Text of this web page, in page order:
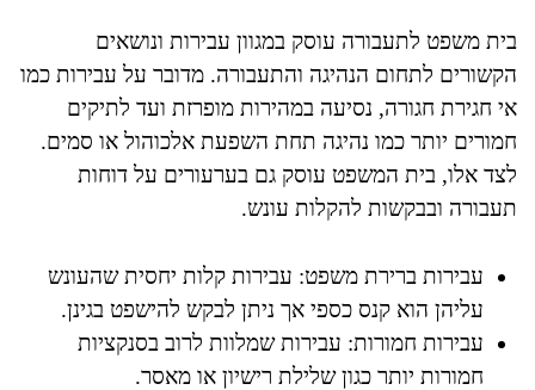
בית משפט לתעבורה עוסק במגוון עבירות ונושאים
הקשורים לתחום הנהיגה והתעבורה. מדובר על עבירות כמו
אי חגירת חגורה, נסיעה במהירות מופרזת ועד לתיקים
חמורים יותר כמו נהיגה תחת השפעת אלכוהול או סמים.
לצד אלו, בית המשפט עוסק גם בערעורים על דוחות
תעבורה ובבקשות להקלות עונש.
עבירות ברירת משפט: עבירות קלות יחסית שהעונש
עליהן הוא קנס כספי אך ניתן לבקש להישפט בגינן.
עבירות חמורות: עבירות שמלוות לרוב בסנקציות
חמורות יותר כגון שלילת רישיון או מאסר.